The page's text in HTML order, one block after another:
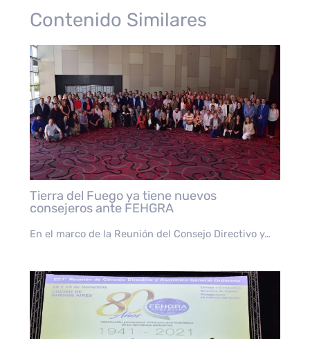
Contenido Similares
Tierra del Fuego ya tiene nuevos
consejeros ante FEHGRA
En el marco de la Reunión del Consejo Directivo y…